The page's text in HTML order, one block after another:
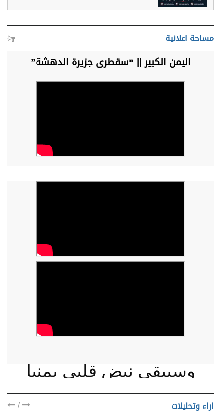
مساحة اعلانية
اليمن الكبير || “سقطرى جزيرة الدهشة”
وسيبقى نبض قلبي يمنيا
اراء وتحليلات /